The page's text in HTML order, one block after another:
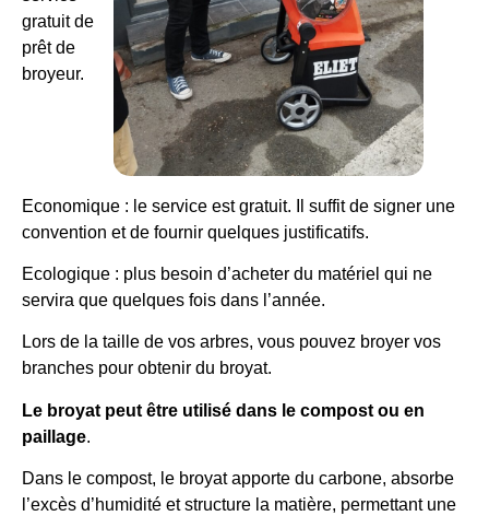
gratuit de
prêt de
broyeur.
Economique : le service est gratuit. Il suffit de signer une
convention et de fournir quelques justificatifs.
Ecologique : plus besoin d’acheter du matériel qui ne
servira que quelques fois dans l’année.
Lors de la taille de vos arbres, vous pouvez broyer vos
branches pour obtenir du broyat.
Le broyat peut être utilisé dans le compost ou en
paillage.
Dans le compost, le broyat apporte du carbone, absorbe
l’excès d’humidité et structure la matière, permettant une